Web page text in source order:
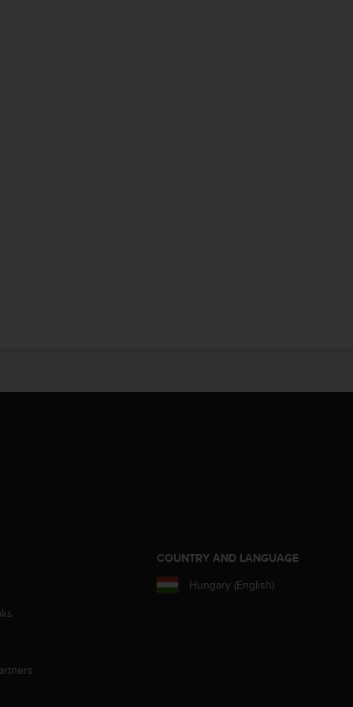
COUNTRY AND LANGUAGE
Hungary (English)